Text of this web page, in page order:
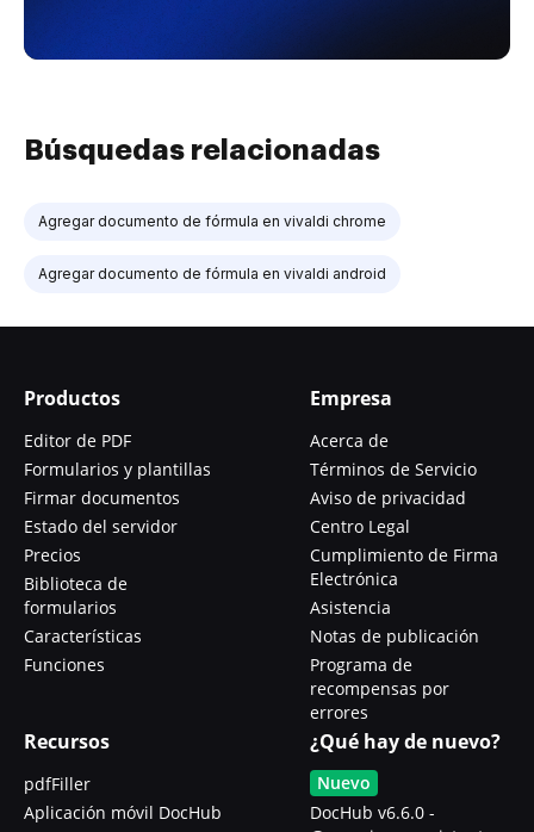
Búsquedas relacionadas
Agregar documento de fórmula en vivaldi chrome
Agregar documento de fórmula en vivaldi android
Productos
Editor de PDF
Formularios y plantillas
Firmar documentos
Estado del servidor
Precios
Biblioteca de
formularios
Características
Funciones
Empresa
Acerca de
Términos de Servicio
Aviso de privacidad
Centro Legal
Cumplimiento de Firma
Electrónica
Asistencia
Notas de publicación
Programa de
recompensas por
errores
Recursos
pdfFiller
Aplicación móvil DocHub
¿Qué hay de nuevo?
Nuevo
DocHub v6.6.0 -